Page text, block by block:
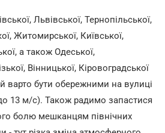
Львівської, Тернопільської,
Житомирської, Київської,
а також Одеської,
Вінницької, Кіровоградської
варто бути обережними на вулиці
13 м/с). Також радимо запастися
болю мешканцям північних